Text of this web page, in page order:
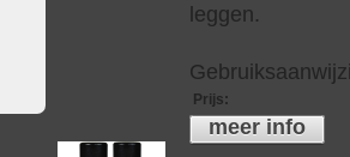
leggen.
Prijs:
meer info